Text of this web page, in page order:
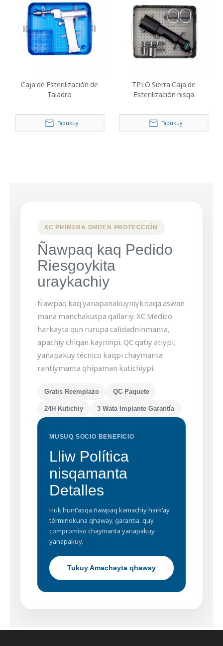
Caja de Esterilización de
Taladro
Tapukuy
TPLO Sierra Caja de
Esterilización nisqa
Tapukuy
XC PRIMERA ORDEN PROTECCIÓN
Ñawpaq kaq Pedido
Riesgoykita
uraykachiy
Ñawpaq kaq yanapanakuyniykitaqa aswan
mana manchakuspa qallariy. XC Medico
harkayta qun rurupa calidadninmanta,
apachiy chiqan kayninpi, QC qatiy atiypi,
yanapakuy técnico kaqpi chaymanta
rantiymanta qhipaman kutichiypi.
Gratis Reemplazo QC Paquete
24H Kutichiy 3 Wata Implante Garantía
MUSUQ SOCIO BENEFICIO
Lliw Política
nisqamanta
Detalles
Huk hunt'asqa ñawpaq kamachiy hark'ay
términokuna qhaway, garantia, quy
compromiso chaymanta yanapakuy
yanapakuy.
Tukuy Amachayta qhaway